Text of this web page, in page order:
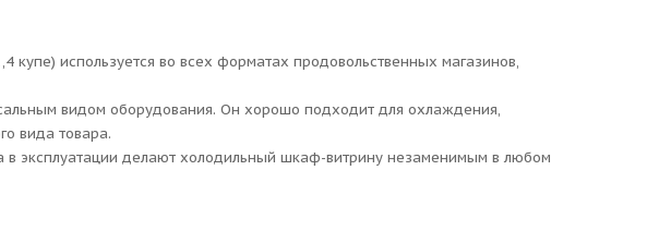
используется во всех форматах продовольственных магазинов,
видом оборудования. Он хорошо подходит для охлаждения,
вида товара.
в эксплуатации делают холодильный шкаф-витрину незаменимым в любом